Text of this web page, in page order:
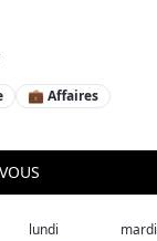
💼 Affaires
lundi
mardi